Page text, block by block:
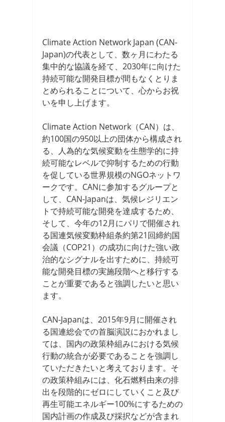
Climate Action Network Japan (CAN-
Japan)の代表として、数ヶ月にわたる
集中的な協議を経て、2030年に向けた
持続可能な開発目標が間もなくとりま
とめられることについて、心からお祝
いを申し上げます。
Climate Action Network（CAN）は、
約100国の950以上の団体から構成され
る、人為的な気候変動を生態学的に持
続可能なレベルで抑制するための行動
を促している世界規模のNGOネットワ
ークです。CANに参加するグループと
して、CAN-Japanは、気候レジリエン
トで持続可能な開発を達成するため、
そして、今年の12月にパリで開催され
る国連気候変動枠組条約第21回締約国
会議（COP21）の成功に向けた強い政
治的なシグナルを出すために、持続可
能な開発目標の実施段階へと移行する
ことが重要であると強調したいと思い
ます。
CAN-Japanは、2015年9月に開催され
る国連総会での首脳演説におかれまし
ては、国内の政策枠組みにおける気候
行動の統合が必要であることを強調し
ていただきたいと考えております。そ
の政策枠組みには、化石燃料由来の排
出を段階的にゼロにしていくこと及び
再生可能エネルギー100%にするための
国内計画の作成及び採択などが含まれ